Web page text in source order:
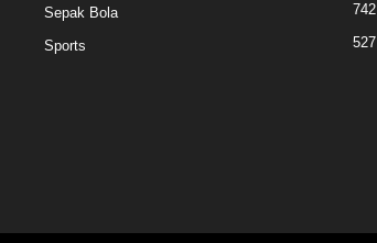
Sepak Bola 742
Sports 527